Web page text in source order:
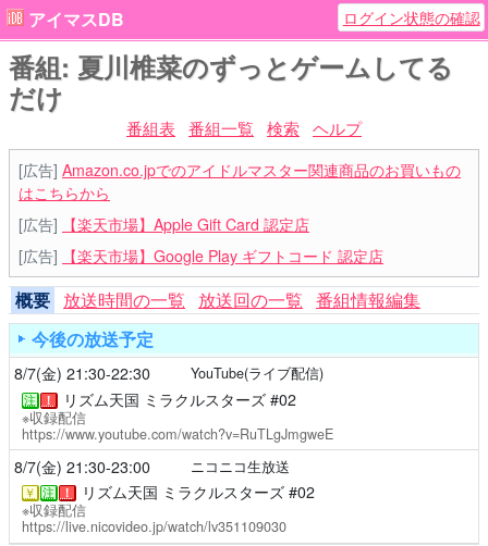
アイマスDB ログイン状態の確認
番組: 夏川椎菜のずっとゲームしてる
だけ
番組表 番組一覧 検索 ヘルプ
[広告] Amazon.co.jpでのアイドルマスター関連商品のお買いもの
はこちらから
[広告]
【楽天市場】Apple Gift Card 認定店
[広告]
【楽天市場】Google Play ギフトコード 認定店
概要 放送時間の一覧 放送回の一覧 番組情報編集
今後の放送予定
8/7(金) 21:30-22:30 YouTube(ライブ配信)
注 ！ リズム天国 ミラクルスターズ #02
※収録配信
https://www.youtube.com/watch?v=RuTLgJmgweE
8/7(金) 21:30-23:00 ニコニコ生放送
￥ 注 ！ リズム天国 ミラクルスターズ #02
※収録配信
https://live.nicovideo.jp/watch/lv351109030